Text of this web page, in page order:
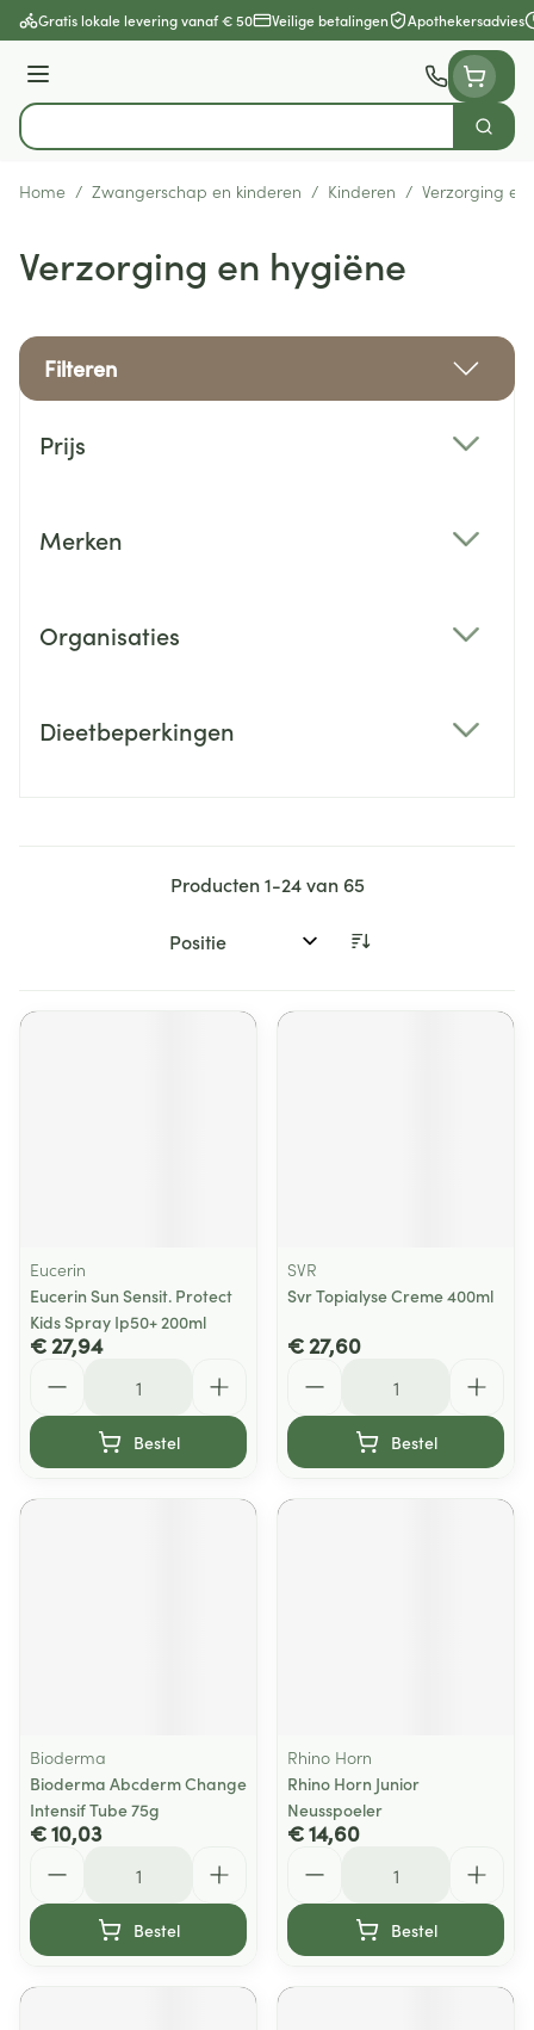
Ga naar de inhoud
Gratis lokale levering vanaf € 50 Veilige betalingen Apothekersadvies
Menu
Product, merk, categorie...
Zoek
Home / Zwangerschap en kinderen / Kinderen / Verzorging en
Verzorging en hygiëne
Filteren
Prijs
Merken
Organisaties
Dieetbeperkingen
Producten1-24van 65
Sorteer op:
Eucerin
Eucerin Sun Sensit. Protect
Kids Spray Ip50+ 200ml
€ 27,94
Bestel
SVR
Svr Topialyse Creme 400ml
€ 27,60
Bestel
Bioderma
Bioderma Abcderm Change
Intensif Tube 75g
€ 10,03
Bestel
Rhino Horn
Rhino Horn Junior
Neusspoeler
€ 14,60
Bestel